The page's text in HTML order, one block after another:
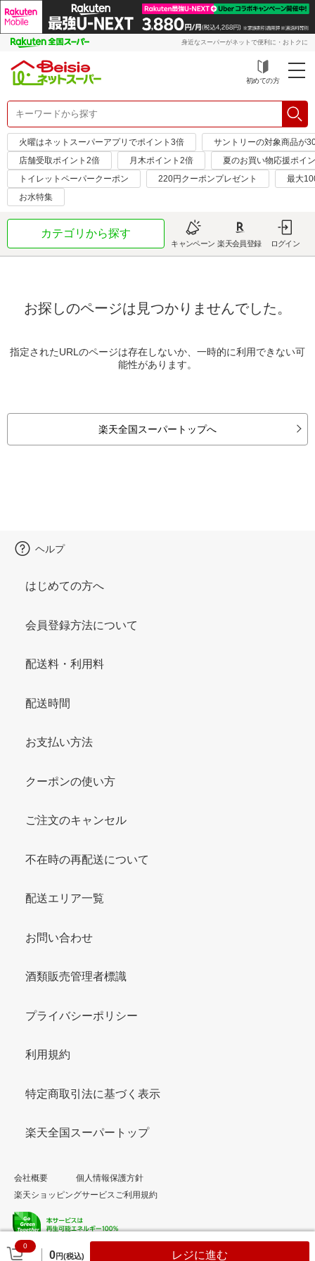
身近なスーパーがネットで便利に・おトクに
初めての方
火曜はネットスーパーアプリでポイント3倍
サントリーの対象商品が
店舗受取ポイント2倍
月木ポイント2倍
夏のお買い物応援ポイ
トイレットペーパークーポン
220円クーポンプレゼント
最大
お水特集
カテゴリから探す
キャンペーン 楽天会員登録 ログイン
お探しのページは見つかりませんでした。
指定されたURLのページは存在しないか、一時的に利用できない可
能性があります。
楽天全国スーパートップへ
0
0円(税込) レジに進む
ヘルプ
はじめての方へ
会員登録方法について
配送料・利用料
配送時間
お支払い方法
クーポンの使い方
ご注文のキャンセル
不在時の再配送について
配送エリア一覧
お問い合わせ
酒類販売管理者標識
プライバシーポリシー
利用規約
特定商取引法に基づく表示
楽天全国スーパートップ
会社概要
個人情報保護方針
楽天ショッピングサービスご利用規約
© Rakuten Group, Inc.